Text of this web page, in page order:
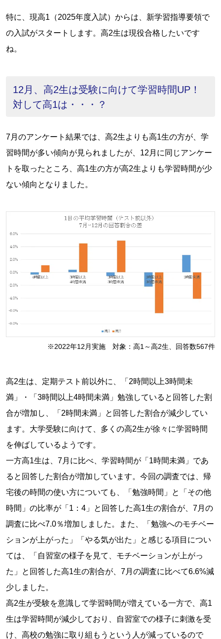
特に、現高1（2025年度入試）からは、新学習指導要領で
の入試がスタートします。高2生は現役合格したいです
ね。
12月、高2生は受験に向けて学習時間UP！
対して高1は・・・？
7月のアンケート結果では、高2生よりも高1生の方が、学
習時間が多い傾向が見られましたが、12月に同じアンケー
トを取ったところ、高1生の方が高2生よりも学習時間が少
ない傾向となりました。
※2022年12月実施 対象：高1～高2生、回答数567件
高2生は、定期テスト前以外に、「2時間以上3時間未
満」・「3時間以上4時間未満」勉強していると回答した割
合が増加し、「2時間未満」と回答した割合が減少してい
ます。大学受験に向けて、多くの高2生が徐々に学習時間
を伸ばしているようです。
一方高1生は、7月に比べ、学習時間が「1時間未満」であ
ると回答した割合が増加しています。今回の調査では、帰
宅後の時間の使い方についても、「勉強時間」と「その他
時間」の比率が「1：4」と回答した高1生の割合が、7月の
調査に比べ7.0％増加しました。また、「勉強へのモチベー
ションが上がった」「やる気が出た」と感じる項目につい
ては、「自習室の様子を見て、モチベーションが上がっ
た」と回答した高1生の割合が、7月の調査に比べて6.6%減
少しました。
高2生が受験を意識して学習時間が増えている一方で、高1
生は学習時間が減少しており、自習室での様子に刺激を受
け、高校の勉強に取り組もうという人が減っているので